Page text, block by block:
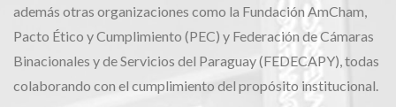
además otras organizaciones como la Fundación AmCham,
Pacto Ético y Cumplimiento (PEC) y Federación de Cámaras
Binacionales y de Servicios del Paraguay (FEDECAPY), todas
colaborando con el cumplimiento del propósito institucional.